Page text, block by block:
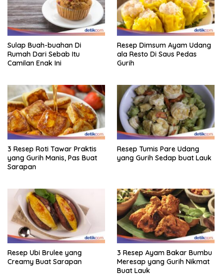
Sulap Buah-buahan Di
Rumah Dari Sebab Itu
Camilan Enak Ini
Resep Dimsum Ayam Udang
ala Resto Di Saus Pedas
Gurih
3 Resep Roti Tawar Praktis
yang Gurih Manis, Pas Buat
Sarapan
Resep Tumis Pare Udang
yang Gurih Sedap buat Lauk
Resep Ubi Brulee yang
Creamy Buat Sarapan
3 Resep Ayam Bakar Bumbu
Meresap yang Gurih Nikmat
Buat Lauk